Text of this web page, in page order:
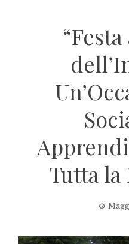
Tutta la